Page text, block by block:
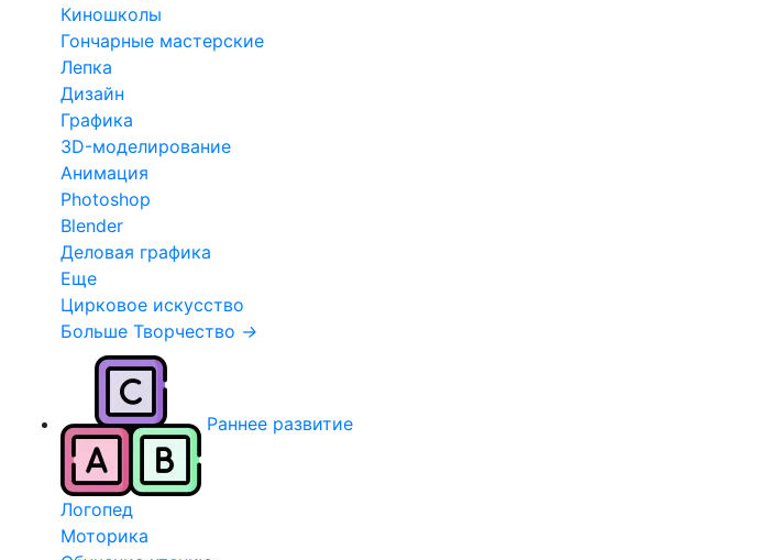
Киношколы
Гончарные мастерские
Лепка
Дизайн
Графика
3D-моделирование
Анимация
Photoshop
Blender
Деловая графика
Еще
Цирковое искусство
Больше Творчество →
Раннее развитие
Логопед
Моторика